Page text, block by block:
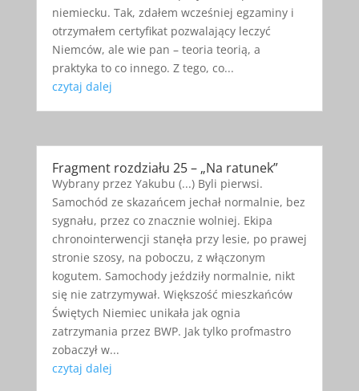
niemiecku. Tak, zdałem wcześniej egzaminy i
otrzymałem certyfikat pozwalający leczyć
Niemców, ale wie pan – teoria teorią, a
praktyka to co innego. Z tego, co...
czytaj dalej
Fragment rozdziału 25 – „Na ratunek”
Wybrany przez Yakubu (...) Byli pierwsi.
Samochód ze skazańcem jechał normalnie, bez
sygnału, przez co znacznie wolniej. Ekipa
chronointerwencji stanęła przy lesie, po prawej
stronie szosy, na poboczu, z włączonym
kogutem. Samochody jeździły normalnie, nikt
się nie zatrzymywał. Większość mieszkańców
Świętych Niemiec unikała jak ognia
zatrzymania przez BWP. Jak tylko profmastro
zobaczył w...
czytaj dalej